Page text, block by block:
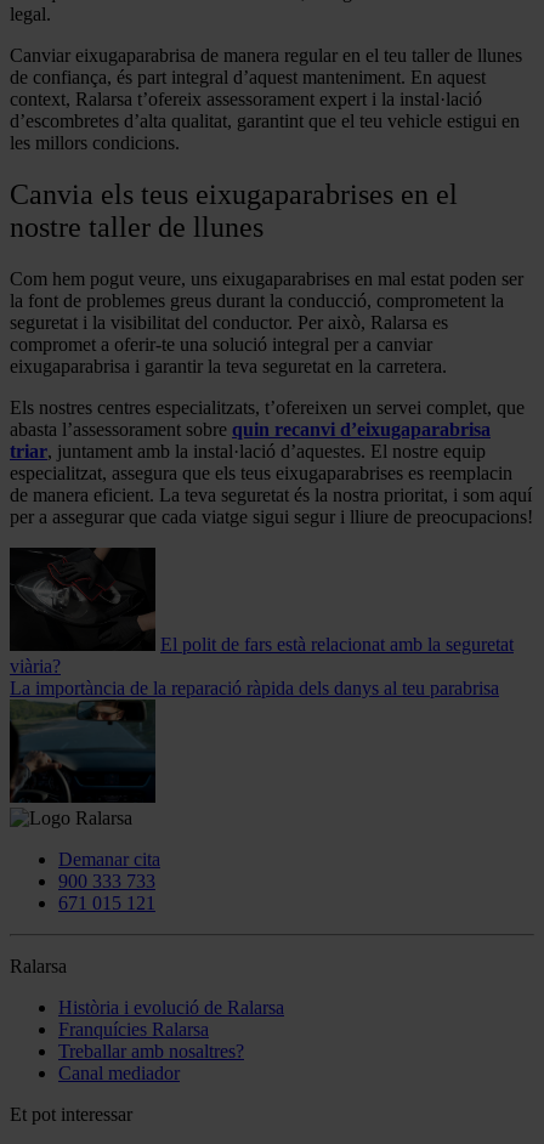
legal.
Canviar eixugaparabrisa de manera regular en el teu taller de llunes
de confiança, és part integral d’aquest manteniment. En aquest
context, Ralarsa t’ofereix assessorament expert i la instal·lació
d’escombretes d’alta qualitat, garantint que el teu vehicle estigui en
les millors condicions.
Canvia els teus eixugaparabrises en el
nostre taller de llunes
Com hem pogut veure, uns eixugaparabrises en mal estat poden ser
la font de problemes greus durant la conducció, comprometent la
seguretat i la visibilitat del conductor. Per això, Ralarsa es
compromet a oferir-te una solució integral per a canviar
eixugaparabrisa i garantir la teva seguretat en la carretera.
Els nostres centres especialitzats, t’ofereixen un servei complet, que
abasta l’assessorament sobre quin recanvi d’eixugaparabrisa
triar, juntament amb la instal·lació d’aquestes. El nostre equip
especialitzat, assegura que els teus eixugaparabrises es reemplacin
de manera eficient. La teva seguretat és la nostra prioritat, i som aquí
per a assegurar que cada viatge sigui segur i lliure de preocupacions!
El polit de fars està relacionat amb la seguretat
viària?
La importància de la reparació ràpida dels danys al teu parabrisa
Demanar cita
900 333 733
671 015 121
Ralarsa
Història i evolució de Ralarsa
Franquícies Ralarsa
Treballar amb nosaltres?
Canal mediador
Et pot interessar